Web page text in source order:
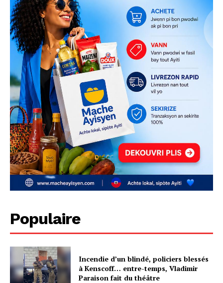
Populaire
Incendie d’un blindé, policiers blessés
à Kenscoff… entre-temps, Vladimir
Paraison fait du théâtre